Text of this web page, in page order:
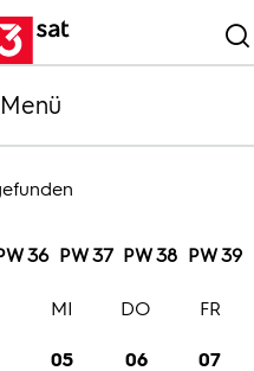
Menü
36 PW 37 PW 38 PW 39
05
MI
06
DO
07
FR